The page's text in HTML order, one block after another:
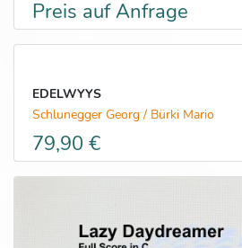
Preis auf Anfrage
EDELWYYS
Schlunegger Georg / Bürki Mario
79,90 €